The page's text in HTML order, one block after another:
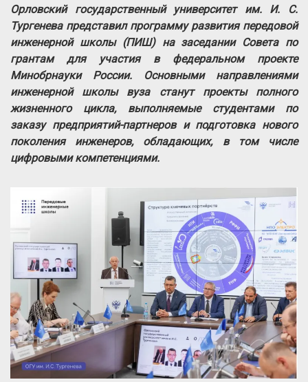
Орловский государственный университет им. И. С.
Тургенева представил программу развития передовой
инженерной школы (ПИШ) на заседании Совета по
грантам для участия в федеральном проекте
Минобрнауки России. Основными направлениями
инженерной школы вуза станут проекты полного
жизненного цикла, выполняемые студентами по
заказу предприятий-партнеров и подготовка нового
поколения инженеров, обладающих, в том числе
цифровыми компетенциями.